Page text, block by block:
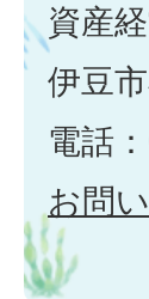
資産
伊豆
電話
お問